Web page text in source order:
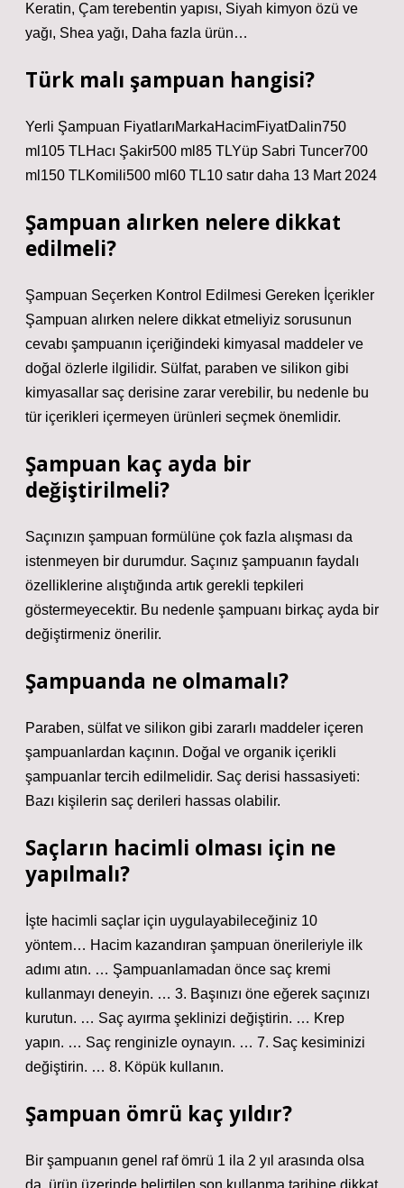
Keratin, Çam terebentin yapısı, Siyah kimyon özü ve
yağı, Shea yağı, Daha fazla ürün…
Türk malı şampuan hangisi?
Yerli Şampuan FiyatlarıMarkaHacimFiyatDalin750
ml105 TLHacı Şakir500 ml85 TLYüp Sabri Tuncer700
ml150 TLKomili500 ml60 TL10 satır daha 13 Mart 2024
Şampuan alırken nelere dikkat
edilmeli?
Şampuan Seçerken Kontrol Edilmesi Gereken İçerikler
Şampuan alırken nelere dikkat etmeliyiz sorusunun
cevabı şampuanın içeriğindeki kimyasal maddeler ve
doğal özlerle ilgilidir. Sülfat, paraben ve silikon gibi
kimyasallar saç derisine zarar verebilir, bu nedenle bu
tür içerikleri içermeyen ürünleri seçmek önemlidir.
Şampuan kaç ayda bir
değiştirilmeli?
Saçınızın şampuan formülüne çok fazla alışması da
istenmeyen bir durumdur. Saçınız şampuanın faydalı
özelliklerine alıştığında artık gerekli tepkileri
göstermeyecektir. Bu nedenle şampuanı birkaç ayda bir
değiştirmeniz önerilir.
Şampuanda ne olmamalı?
Paraben, sülfat ve silikon gibi zararlı maddeler içeren
şampuanlardan kaçının. Doğal ve organik içerikli
şampuanlar tercih edilmelidir. Saç derisi hassasiyeti:
Bazı kişilerin saç derileri hassas olabilir.
Saçların hacimli olması için ne
yapılmalı?
İşte hacimli saçlar için uygulayabileceğiniz 10
yöntem… Hacim kazandıran şampuan önerileriyle ilk
adımı atın. … Şampuanlamadan önce saç kremi
kullanmayı deneyin. … 3. Başınızı öne eğerek saçınızı
kurutun. … Saç ayırma şeklinizi değiştirin. … Krep
yapın. … Saç renginizle oynayın. … 7. Saç kesiminizi
değiştirin. … 8. Köpük kullanın.
Şampuan ömrü kaç yıldır?
Bir şampuanın genel raf ömrü 1 ila 2 yıl arasında olsa
da, ürün üzerinde belirtilen son kullanma tarihine dikkat